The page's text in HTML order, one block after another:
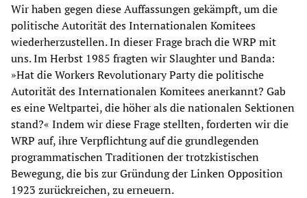
Wir haben gegen diese Auffassungen gekämpft, um die
politische Autorität des Internationalen Komitees
wiederherzustellen. In dieser Frage brach die WRP mit
uns. Im Herbst 1985 fragten wir Slaughter und Banda:
»Hat die Workers Revolutionary Party die politische
Autorität des Internationalen Komitees anerkannt? Gab
es eine Weltpartei, die höher als die nationalen Sektionen
stand?« Indem wir diese Frage stellten, forderten wir die
WRP auf, ihre Verpflichtung auf die grundlegenden
programmatischen Traditionen der trotzkistischen
Bewegung, die bis zur Gründung der Linken Opposition
1923 zurückreichen, zu erneuern.